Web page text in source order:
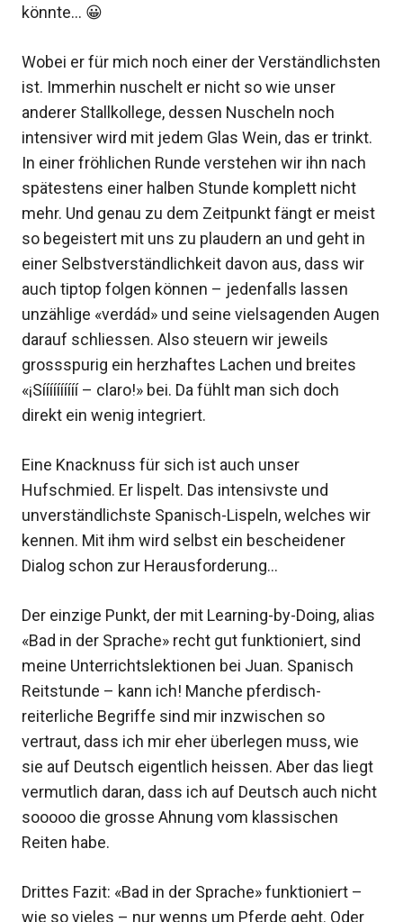
könnte… 😀
Wobei er für mich noch einer der Verständlichsten
ist. Immerhin nuschelt er nicht so wie unser
anderer Stallkollege, dessen Nuscheln noch
intensiver wird mit jedem Glas Wein, das er trinkt.
In einer fröhlichen Runde verstehen wir ihn nach
spätestens einer halben Stunde komplett nicht
mehr. Und genau zu dem Zeitpunkt fängt er meist
so begeistert mit uns zu plaudern an und geht in
einer Selbstverständlichkeit davon aus, dass wir
auch tiptop folgen können – jedenfalls lassen
unzählige «verdád» und seine vielsagenden Augen
darauf schliessen. Also steuern wir jeweils
grossspurig ein herzhaftes Lachen und breites
«¡Síííííííííí – claro!» bei. Da fühlt man sich doch
direkt ein wenig integriert.
Eine Knacknuss für sich ist auch unser
Hufschmied. Er lispelt. Das intensivste und
unverständlichste Spanisch-Lispeln, welches wir
kennen. Mit ihm wird selbst ein bescheidener
Dialog schon zur Herausforderung…
Der einzige Punkt, der mit Learning-by-Doing, alias
«Bad in der Sprache» recht gut funktioniert, sind
meine Unterrichtslektionen bei Juan. Spanisch
Reitstunde – kann ich! Manche pferdisch-
reiterliche Begriffe sind mir inzwischen so
vertraut, dass ich mir eher überlegen muss, wie
sie auf Deutsch eigentlich heissen. Aber das liegt
vermutlich daran, dass ich auf Deutsch auch nicht
sooooo die grosse Ahnung vom klassischen
Reiten habe.
Drittes Fazit: «Bad in der Sprache» funktioniert –
wie so vieles – nur wenns um Pferde geht. Oder